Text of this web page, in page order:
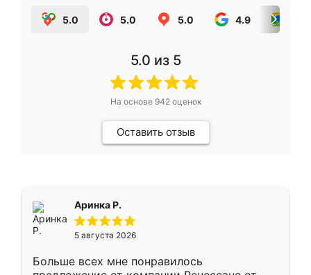
5.0 5.0 5.0 4.9
5.0 из 5
На основе 942оценок
Оставить отзыв
Аринка Р.
5 августа 2026
Больше всех мне понравилось